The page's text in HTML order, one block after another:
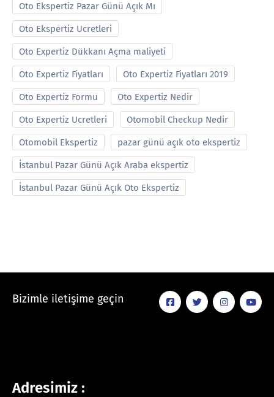
Oto Ekspertiz Pazar Günü Açık Mı
Oto Ekspertiz Ucretleri
Oto Expertiz Dükkanı Açma maliyeti
Oto Expertiz Fiyatları Oto Expertiz Fiyatları 2019
Oto Expertiz Formu Oto Expertiz Nedir
Oto Expertiz Ucretleri Otomobil Checkup Nedir
Otomobil Ekspertiz pazar günü açık oto ekspertiz
İstanbul Pazar Günü Açık Araba ekspertiz
İstanbul Pazar Günü Açık Oto Ekspertiz
Bizimle iletişime geçin
Adresimiz :